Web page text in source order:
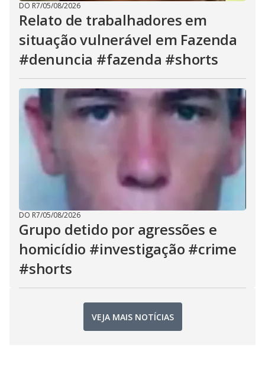
DO R7/05/08/2026
Relato de trabalhadores em
situação vulnerável em Fazenda
#denuncia #fazenda #shorts
DO R7/05/08/2026
Grupo detido por agressões e
homicídio #investigação #crime
#shorts
VEJA MAIS NOTÍCIAS